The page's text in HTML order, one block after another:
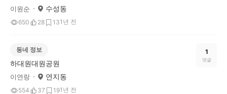
이원순 수성동
650 28 131년 전
동네 정보
하대원대원공원
이연랑 연지동
554 37 191년 전
1
댓글